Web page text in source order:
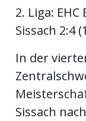
2. Liga:
Sissach 2:4
In der
Sissach